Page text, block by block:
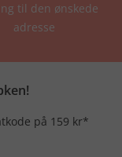
til den ønskede
adresse
på 159 kr*